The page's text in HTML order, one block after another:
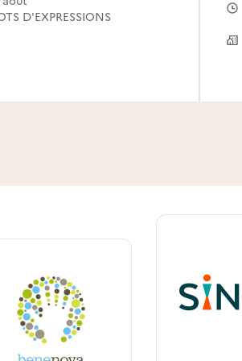
D'EXPRESSIONS